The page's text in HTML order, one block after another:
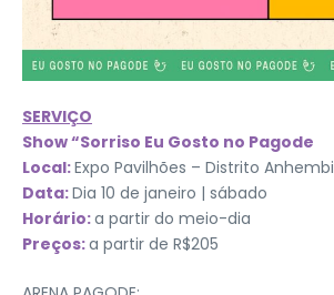
SERVIÇO
Show “Sorriso Eu Gosto no Pagode
Local:Expo Pavilhões – Distrito Anhembi
Data:Dia 10 de janeiro | sábado
Horário:a partir do meio-dia
Preços:a partir de R$205